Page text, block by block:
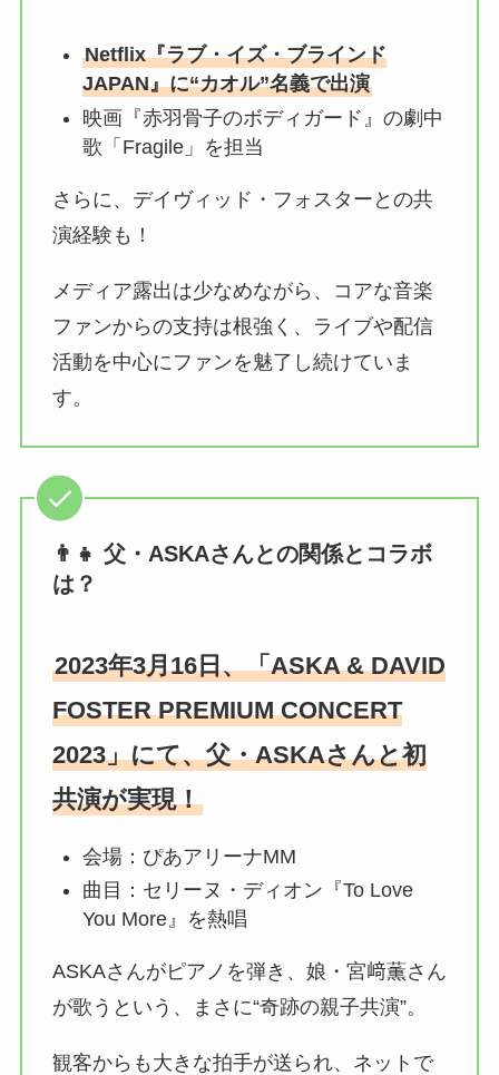
Netflix『ラブ・イズ・ブラインド
JAPAN』に“カオル”名義で出演
映画『赤羽骨子のボディガード』の劇中
歌「Fragile」を担当
さらに、デイヴィッド・フォスターとの共
演経験も！
メディア露出は少なめながら、コアな音楽
ファンからの支持は根強く、ライブや配信
活動を中心にファンを魅了し続けていま
す。
👨‍👧 父・ASKAさんとの関係とコラボ
は？
2023年3月16日、「ASKA & DAVID
FOSTER PREMIUM CONCERT
2023」にて、父・ASKAさんと初
共演が実現！
会場：ぴあアリーナMM
曲目：セリーヌ・ディオン『To Love
You More』を熱唱
ASKAさんがピアノを弾き、娘・宮﨑薫さん
が歌うという、まさに“奇跡の親子共演”。
観客からも大きな拍手が送られ、ネットで